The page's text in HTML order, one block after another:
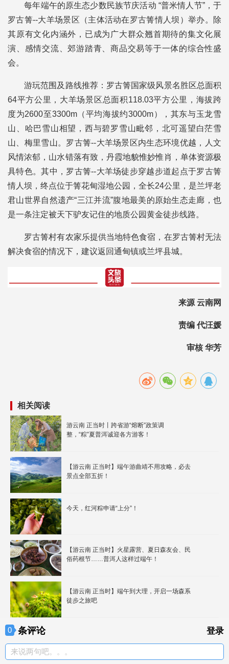
每年端午的原生态少数民族节庆活动 “普米情人节”，于
罗古箐--大羊场景区（主体活动在罗古箐情人坝）举办。除
其原有文化内涵外，已成为广大群众翘首期待的集文化展
演、感情交流、郊游踏青、商品交易等于一体的综合性盛
会。
游玩范围及路线推荐：罗古箐国家级风景名胜区总面积
64平方公里，大羊场景区总面积118.03平方公里，海拔跨
度为2600至3300m（平均海拔约3000m），其东与玉龙雪
山、哈巴雪山相望，西与碧罗雪山毗邻，北可遥望白茫雪
山、梅里雪山。罗古箐--大羊场景区内生态环境优越，人文
风情浓郁，山水错落有致，丹霞地貌惟妙惟肖，单体资源极
具特色。其中，罗古箐--大羊场徒步穿越步道起点于罗古箐
情人坝，终点位于箐花甸湿地公园，全长24公里，是兰坪老
君山世界自然遗产“三江并流”腹地最美的原始生态走廊，也
是一条注定被天下驴友记住的地质公园黄金徒步线路。
罗古箐村有农家乐提供当地特色食宿，在罗古箐村无法
解决食宿的情况下，建议返回通甸镇或兰坪县城。
来源 云南网
责编 代汪媛
审核 华芳
相关阅读
游云南 正当时丨跨省游“熔断”政策调
整，“粽”夏普洱诚迎各方游客！
【游云南 正当时】端午游曲靖不用攻略，必去
景点全部五折！
今天，红河粽申请“上分”！
【游云南 正当时】火星露营、夏日森友会、民
俗药根节……普洱人这样过端午！
【游云南 正当时】端午到大理，开启一场森系
徒步之旅吧
0 条评论 登录
来说两句吧。。。